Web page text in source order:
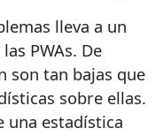
lleva a un
PWAs. De
son tan bajas que
sobre ellas.
una estadística